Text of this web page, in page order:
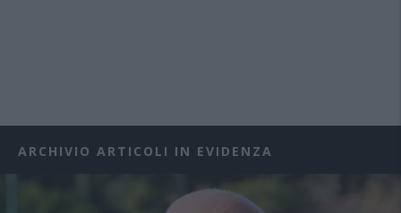
ARCHIVIO ARTICOLI IN EVIDENZA